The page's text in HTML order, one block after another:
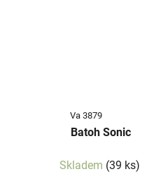
Va 3879
Batoh Sonic
Skladem (39 ks)